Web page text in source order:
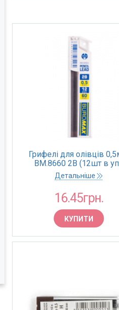
Грифелі для олівців
BM.8660 2В (12шт в
(12/144)
Детальніше
16.45грн.
КУПИТИ